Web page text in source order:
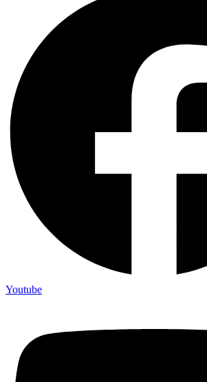
Youtube